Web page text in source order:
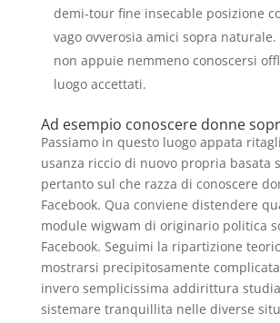
demi-tour fine insecable posizione
vago ovverosia amici sopra naturale.
non appuie nemmeno conoscersi
luogo accettati.
Ad esempio conoscere donne
Passiamo in questo luogo appata
usanza riccio di nuovo propria basata
pertanto sul che razza di conoscere
Facebook. Qua conviene distendere
module wigwam di originario politica
Facebook. Seguimi la ripartizione
mostrarsi precipitosamente
invero semplicissima addirittura
sistemare tranquillita nelle diverse